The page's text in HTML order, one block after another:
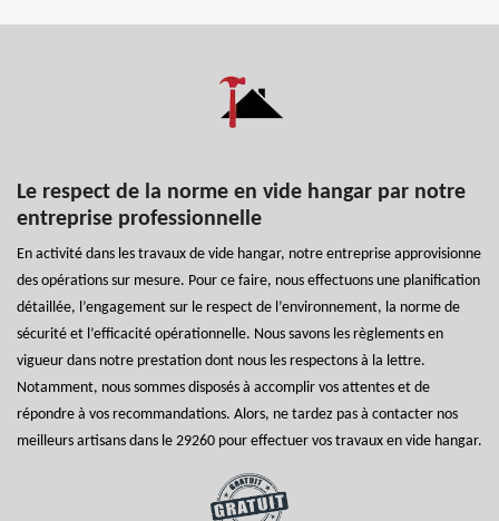
Le respect de la norme en vide hangar par notre
entreprise professionnelle
En activité dans les travaux de vide hangar, notre entreprise approvisionne
des opérations sur mesure. Pour ce faire, nous effectuons une planification
détaillée, l’engagement sur le respect de l’environnement, la norme de
sécurité et l’efficacité opérationnelle. Nous savons les règlements en
vigueur dans notre prestation dont nous les respectons à la lettre.
Notamment, nous sommes disposés à accomplir vos attentes et de
répondre à vos recommandations. Alors, ne tardez pas à contacter nos
meilleurs artisans dans le 29260 pour effectuer vos travaux en vide hangar.